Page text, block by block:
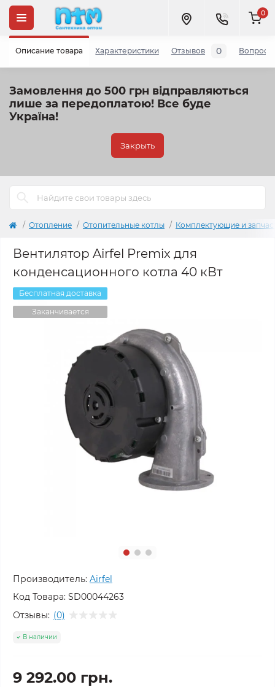
Замовлення до 500 грн відправляються
лише за передоплатою! Все буде
Україна!
Закрыть
0
Отопление Отопительные котлы Комплектующие и
Вентилятор Airfel Premix для
конденсационного котла 40 кВт
Бесплатная доставка
Заканчивается
Производитель: Airfel
Код Товара: SD00044263
Отзывы: (0)
В наличии
9 292.00 грн.
Описание товара Характеристики Отзывов 0 Вопросы